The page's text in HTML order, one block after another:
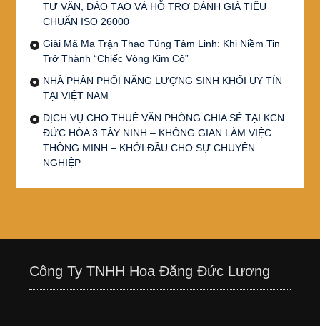
TƯ VẤN, ĐÀO TẠO VÀ HỖ TRỢ ĐÁNH GIÁ TIÊU
CHUẨN ISO 26000
Giải Mã Ma Trận Thao Túng Tâm Linh: Khi Niềm Tin
Trở Thành “Chiếc Vòng Kim Cô”
NHÀ PHÂN PHỐI NĂNG LƯỢNG SINH KHỐI UY TÍN
TẠI VIỆT NAM
DỊCH VỤ CHO THUÊ VĂN PHÒNG CHIA SẺ TẠI KCN
ĐỨC HÒA 3 TÂY NINH – KHÔNG GIAN LÀM VIỆC
THÔNG MINH – KHỞI ĐẦU CHO SỰ CHUYÊN
NGHIỆP
Công Ty TNHH Hoa Đăng Đức Lương